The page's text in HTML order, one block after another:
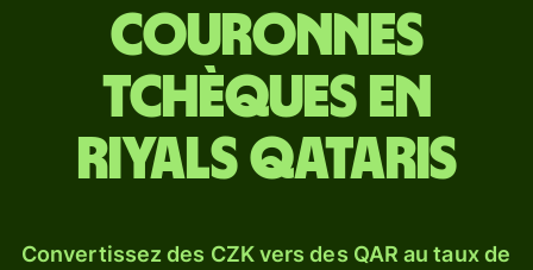
Couronnes
tchèques en
riyals qataris
Convertissez des CZK vers des QAR au taux de